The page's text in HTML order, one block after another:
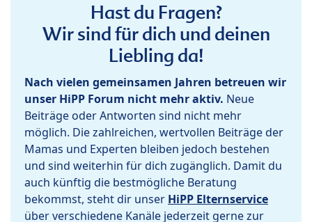
Hast du Fragen?
Wir sind für dich und deinen
Liebling da!
Nach vielen gemeinsamen Jahren betreuen wir
unser HiPP Forum nicht mehr aktiv. Neue
Beiträge oder Antworten sind nicht mehr
möglich. Die zahlreichen, wertvollen Beiträge der
Mamas und Experten bleiben jedoch bestehen
und sind weiterhin für dich zugänglich. Damit du
auch künftig die bestmögliche Beratung
bekommst, steht dir unser HiPP Elternservice
über verschiedene Kanäle jederzeit gerne zur